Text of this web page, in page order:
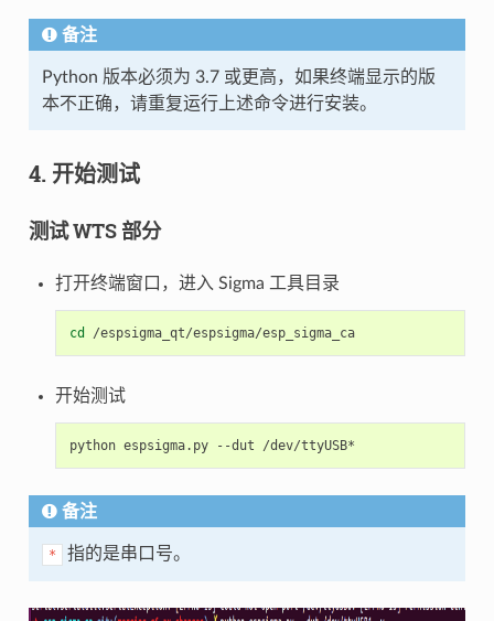
备注
Python 版本必须为 3.7 或更高，如果终端显示的版
本不正确，请重复运行上述命令进行安装。
4. 开始测试
测试 WTS 部分
打开终端窗口，进入 Sigma 工具目录
cd /espsigma_qt/espsigma/esp_sigma_ca
开始测试
python espsigma.py --dut
备注
* 指的是串口号。